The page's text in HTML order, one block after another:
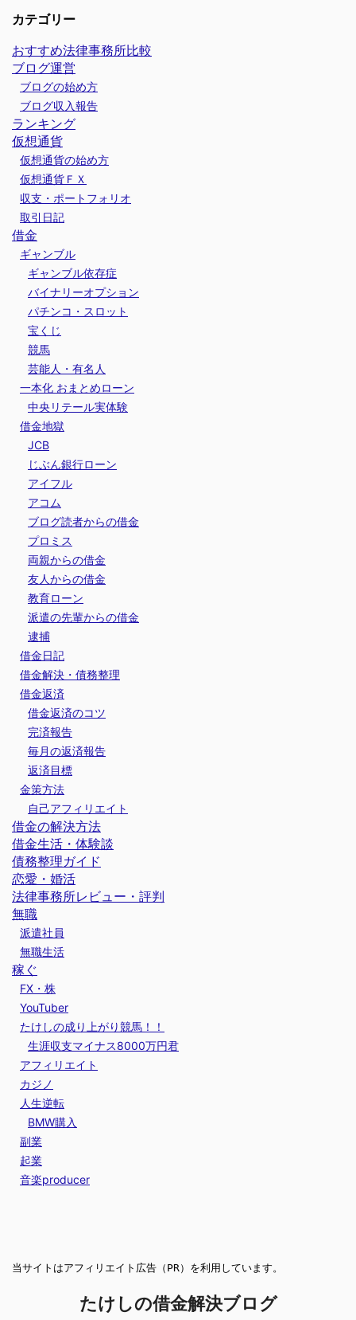
カテゴリー
おすすめ法律事務所比較
ブログ運営
ブログの始め方
ブログ収入報告
ランキング
仮想通貨
仮想通貨の始め方
仮想通貨ＦＸ
収支・ポートフォリオ
取引日記
借金
ギャンブル
ギャンブル依存症
バイナリーオプション
パチンコ・スロット
宝くじ
競馬
芸能人・有名人
一本化 おまとめローン
中央リテール実体験
借金地獄
JCB
じぶん銀行ローン
アイフル
アコム
ブログ読者からの借金
プロミス
両親からの借金
友人からの借金
教育ローン
派遣の先輩からの借金
逮捕
借金日記
借金解決・債務整理
借金返済
借金返済のコツ
完済報告
毎月の返済報告
返済目標
金策方法
自己アフィリエイト
借金の解決方法
借金生活・体験談
債務整理ガイド
恋愛・婚活
法律事務所レビュー・評判
無職
派遣社員
無職生活
稼ぐ
FX・株
YouTuber
たけしの成り上がり競馬！！
生涯収支マイナス8000万円君
アフィリエイト
カジノ
人生逆転
BMW購入
副業
起業
音楽producer
当サイトはアフィリエイト広告（PR）を利用しています。
たけしの借金解決ブログ